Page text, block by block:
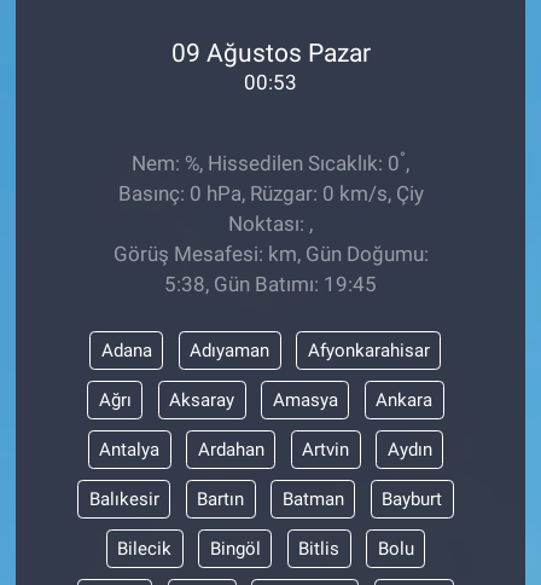
09 Ağustos Pazar
00:53
Nem: %, Hissedilen Sıcaklık: 0°,
Basınç: 0 hPa, Rüzgar: 0 km/s, Çiy
Noktası: ,
Görüş Mesafesi: km, Gün Doğumu:
5:38, Gün Batımı: 19:45
Adana Adıyaman Afyonkarahisar
Ağrı Aksaray Amasya Ankara
Antalya Ardahan Artvin Aydın
Balıkesir Bartın Batman Bayburt
Bilecik Bingöl Bitlis Bolu